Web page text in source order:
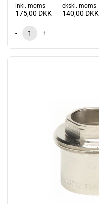
inkl. moms
175,00 DKK
ekskl. moms
140,00 DKK
- +